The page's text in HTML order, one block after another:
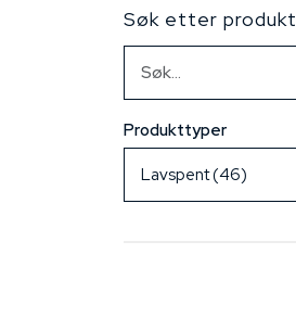
Søk etter produkt
Produkttyper